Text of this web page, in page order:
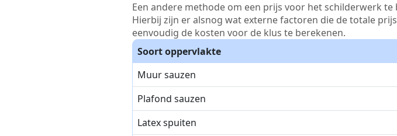
Een andere methode om een prijs voor het schilderwerk
Hierbij zijn er alsnog wat externe factoren die de totale
eenvoudig de kosten voor de klus te berekenen.
Soort oppervlakte
Muur sauzen
Plafond sauzen
Latex spuiten